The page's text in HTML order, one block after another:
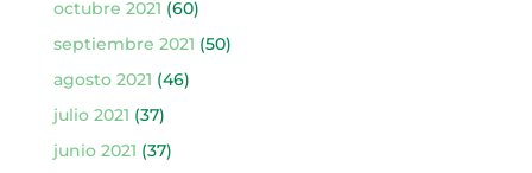
octubre 2021 (60)
septiembre 2021 (50)
agosto 2021 (46)
julio 2021 (37)
junio 2021 (37)